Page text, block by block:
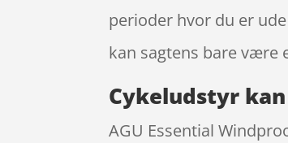
perioder hvor du er
kan sagtens bare være
Cykeludstyr
AGU Essential